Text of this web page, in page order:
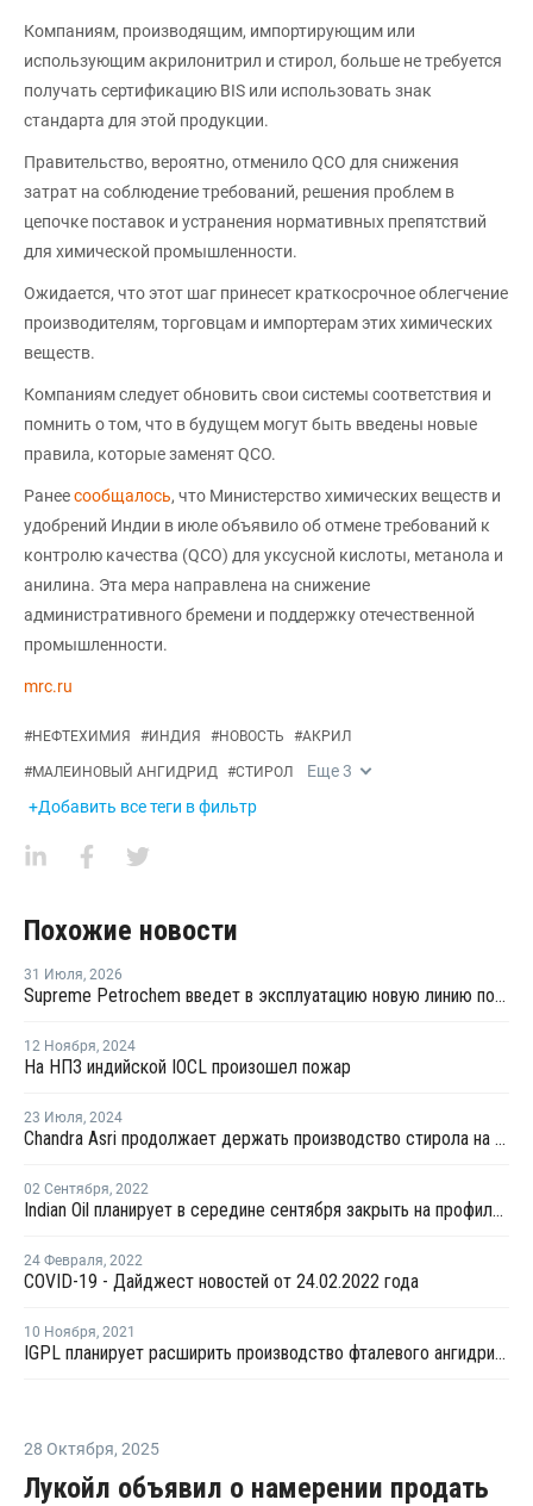
Компаниям, производящим, импортирующим или
использующим акрилонитрил и стирол, больше не требуется
получать сертификацию BIS или использовать знак
стандарта для этой продукции.
Правительство, вероятно, отменило QCO для снижения
затрат на соблюдение требований, решения проблем в
цепочке поставок и устранения нормативных препятствий
для химической промышленности.
Ожидается, что этот шаг принесет краткосрочное облегчение
производителям, торговцам и импортерам этих химических
веществ.
Компаниям следует обновить свои системы соответствия и
помнить о том, что в будущем могут быть введены новые
правила, которые заменят QCO.
Ранеесообщалось, что Министерство химических веществ и
удобрений Индии в июле объявило об отмене требований к
контролю качества (QCO) для уксусной кислоты, метанола и
анилина. Эта мера направлена на снижение
административного бремени и поддержку отечественной
промышленности.
mrc.ru
#НЕФТЕХИМИЯ #ИНДИЯ #НОВОСТЬ #АКРИЛ
#МАЛЕИНОВЫЙ АНГИДРИД #СТИРОЛ Еще3
+Добавить все теги в фильтр
Похожие новости
31 Июля, 2026
Supreme Petrochem введет в эксплуатацию новую линию по производству полистирола
12 Ноября, 2024
На НПЗ индийской IOCL произошел пожар
23 Июля, 2024
Chandra Asri продолжает держать производство стирола на линии №1 в Мераке закрытой
02 Сентября, 2022
Indian Oil планирует в середине сентября закрыть на профилактику производство бутадиена в Индии
24 Февраля, 2022
COVID-19 - Дайджест новостей от 24.02.2022 года
10 Ноября, 2021
IGPL планирует расширить производство фталевого ангидрида в Индии
28 Октября, 2025
Лукойл объявил о намерении продать